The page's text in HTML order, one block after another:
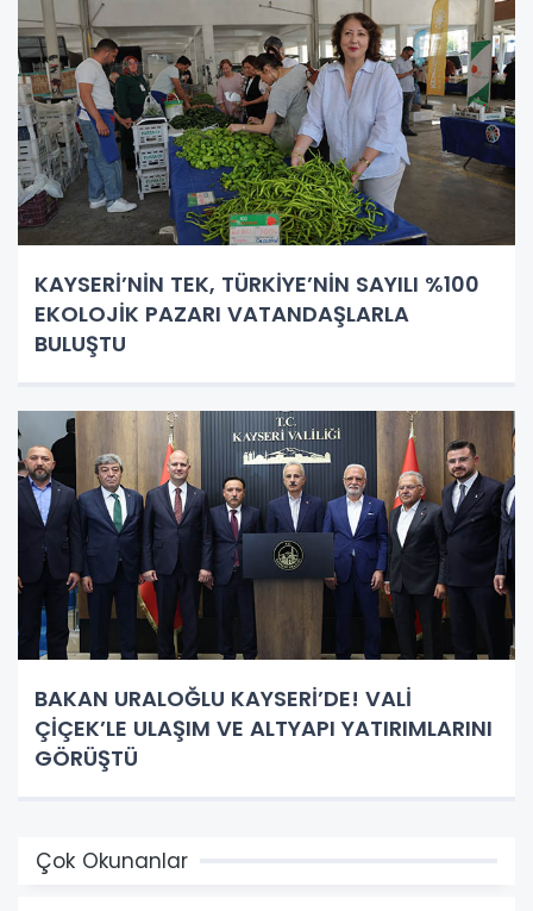
KAYSERİ’NİN TEK, TÜRKİYE’NİN SAYILI %100
EKOLOJİK PAZARI VATANDAŞLARLA
BULUŞTU
BAKAN URALOĞLU KAYSERİ’DE! VALİ
ÇİÇEK’LE ULAŞIM VE ALTYAPI YATIRIMLARINI
GÖRÜŞTÜ
Çok Okunanlar